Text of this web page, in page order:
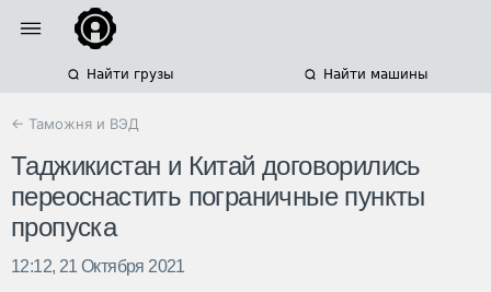
Найти грузы Найти машины
← Таможня и ВЭД
Таджикистан и Китай договорились
переоснастить пограничные пункты
пропуска
12:12, 21 Октября 2021